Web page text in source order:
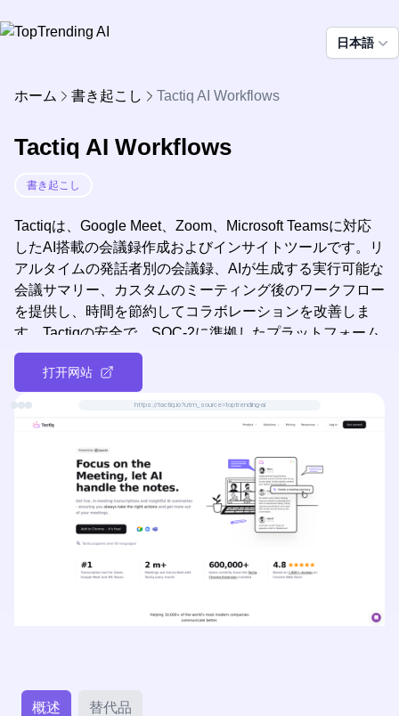
日本語
ホーム 書き起こし Tactiq AI Workflows
Tactiq AI Workflows
書き起こし
Tactiqは、Google Meet、Zoom、Microsoft Teamsに対応
したAI搭載の会議録作成およびインサイトツールです。リ
アルタイムの発話者別の会議録、AIが生成する実行可能な
会議サマリー、カスタムのミーティング後のワークフロー
を提供し、時間を節約してコラボレーションを改善しま
す。Tactiqの安全で、SOC-2に準拠したプラットフォーム
は、人気の生産性ツールとも連携しており、あらゆるサイ
ズのチームにとって価値ある資産となります。
打开网站
https://tactiq.io?utm_source=toptrending-ai
概述 替代品